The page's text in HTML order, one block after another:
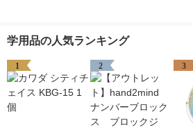
学用品の人気ランキング
1 2 3